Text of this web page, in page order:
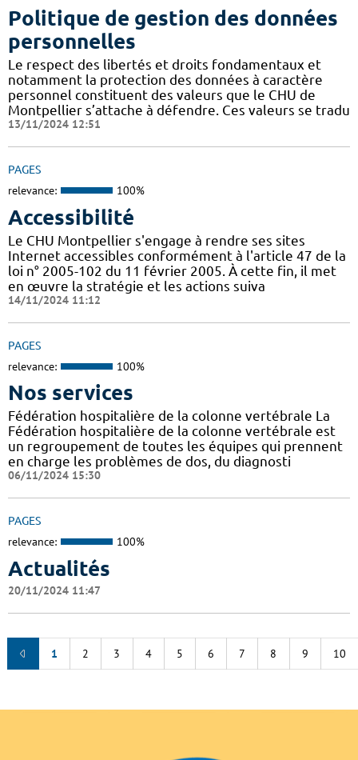
Politique de gestion des données
personnelles
Le respect des libertés et droits fondamentaux et
notamment la protection des données à caractère
personnel constituent des valeurs que le CHU de
Montpellier s’attache à défendre. Ces valeurs se tradu
13/11/2024 12:51
PAGES
relevance: 100%
Accessibilité
Le CHU Montpellier s'engage à rendre ses sites
Internet accessibles conformément à l'article 47 de la
loi n° 2005-102 du 11 février 2005. À cette fin, il met
en œuvre la stratégie et les actions suiva
14/11/2024 11:12
PAGES
relevance: 100%
Nos services
Fédération hospitalière de la colonne vertébrale La
Fédération hospitalière de la colonne vertébrale est
un regroupement de toutes les équipes qui prennent
en charge les problèmes de dos, du diagnosti
06/11/2024 15:30
PAGES
relevance: 100%
Actualités
20/11/2024 11:47
1 2 3 4 5 6 7 8 9 10